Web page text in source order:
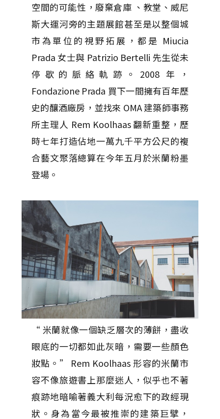
空間的可能性，廢棄倉庫 、教堂、威尼
斯大運河旁的主題展館甚至是以整個城
市為單位的視野拓展，都是 Miucia
Prada 女士與 Patrizio Bertelli 先生從未
停歇的脈絡軌跡。2008 年，
Fondazione Prada 買下一間擁有百年歷
史的釀酒廠房，並找來 OMA 建築師事務
所主理人 Rem Koolhaas 翻新重整，歷
時七年打造佔地一萬九千平方公尺的複
合藝文聚落總算在今年五月於米蘭粉墨
登場。
“ 米蘭就像一個缺乏層次的薄餅，盡收
眼底的一切都如此灰暗，需要一些顏色
妝點。” Rem Koolhaas 形容的米蘭市
容不像旅遊書上那麼迷人，似乎也不著
痕跡地暗喻著義大利每況愈下的政經現
狀。身為當今最被推崇的建築巨擘，